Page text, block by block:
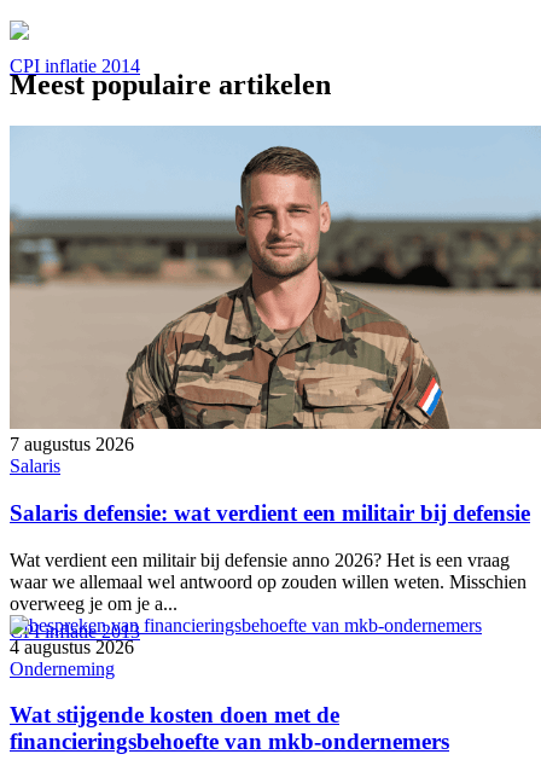
CPI inflatie 2014
CPI inflatie 2013
Meest populaire artikelen
7 augustus 2026
Salaris
Salaris defensie: wat verdient een militair bij defensie
Wat verdient een militair bij defensie anno 2026? Het is een vraag
waar we allemaal wel antwoord op zouden willen weten. Misschien
overweeg je om je a...
4 augustus 2026
Onderneming
Wat stijgende kosten doen met de
financieringsbehoefte van mkb-ondernemers